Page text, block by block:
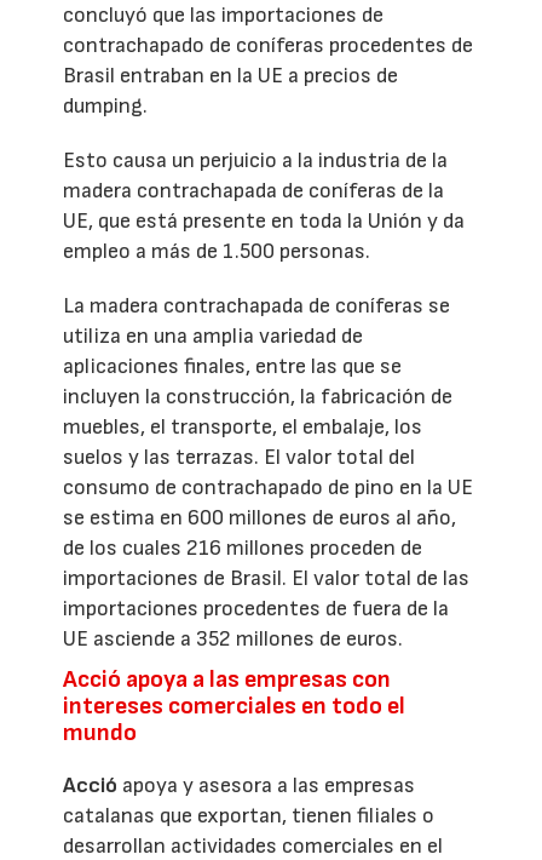
concluyó que las importaciones de
contrachapado de coníferas procedentes de
Brasil entraban en la UE a precios de
dumping.
Esto causa un perjuicio a la industria de la
madera contrachapada de coníferas de la
UE, que está presente en toda la Unión y da
empleo a más de 1.500 personas.
La madera contrachapada de coníferas se
utiliza en una amplia variedad de
aplicaciones finales, entre las que se
incluyen la construcción, la fabricación de
muebles, el transporte, el embalaje, los
suelos y las terrazas. El valor total del
consumo de contrachapado de pino en la UE
se estima en 600 millones de euros al año,
de los cuales 216 millones proceden de
importaciones de Brasil. El valor total de las
importaciones procedentes de fuera de la
UE asciende a 352 millones de euros.
Acció apoya a las empresas con
intereses comerciales en todo el
mundo
Acció apoya y asesora a las empresas
catalanas que exportan, tienen filiales o
desarrollan actividades comerciales en el